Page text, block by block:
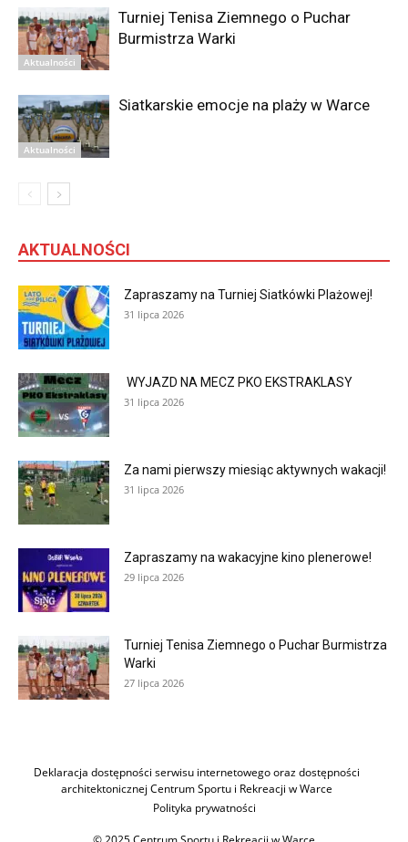
Aktualności
Turniej Tenisa Ziemnego o Puchar
Burmistrza Warki
Aktualności
Siatkarskie emocje na plaży w Warce
AKTUALNOŚCI
Zapraszamy na Turniej Siatkówki Plażowej!
31 lipca 2026
WYJAZD NA MECZ PKO EKSTRAKLASY
31 lipca 2026
Za nami pierwszy miesiąc aktywnych wakacji!
31 lipca 2026
Zapraszamy na wakacyjne kino plenerowe!
29 lipca 2026
Turniej Tenisa Ziemnego o Puchar Burmistrza
Warki
27 lipca 2026
Deklaracja dostępności serwisu internetowego oraz dostępności
architektonicznej Centrum Sportu i Rekreacji w Warce
Polityka prywatności